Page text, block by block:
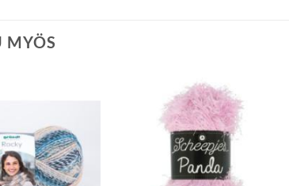
MYÖS